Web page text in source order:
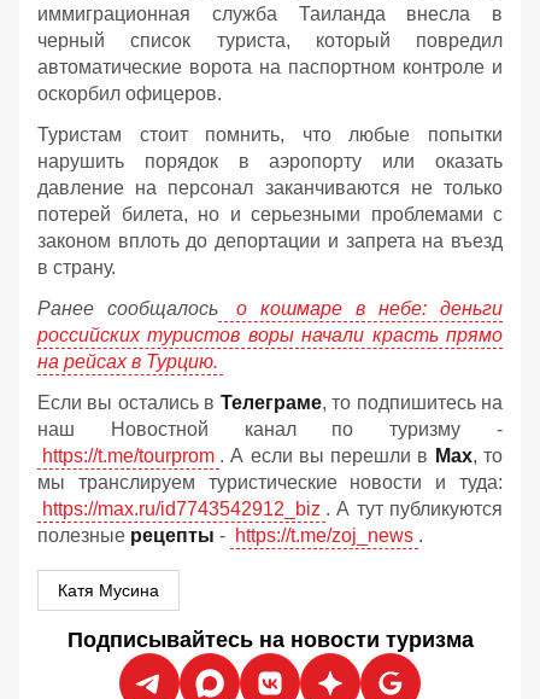
иммиграционная служба Таиланда внесла в
черный список туриста, который повредил
автоматические ворота на паспортном контроле и
оскорбил офицеров.
Туристам стоит помнить, что любые попытки
нарушить порядок в аэропорту или оказать
давление на персонал заканчиваются не только
потерей билета, но и серьезными проблемами с
законом вплоть до депортации и запрета на въезд
в страну.
Ранее сообщалось
о кошмаре в небе: деньги
российских туристов воры начали красть прямо
на рейсах в Турцию.
Если вы остались в Телеграме, то подпишитесь на
наш Новостной канал по туризму -
https://t.me/tourprom . А если вы перешли в Мах, то
мы транслируем туристические новости и туда:
https://max.ru/id7743542912_biz . А тут публикуются
полезные рецепты - https://t.me/zoj_news .
Катя Мусина
Подписывайтесь на новости туризма